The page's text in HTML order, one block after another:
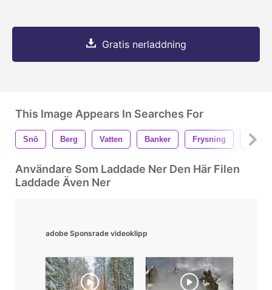
Gratis nerladdning
This Image Appears In Searches For
Snö Berg Vatten Banker Frysning Snöig
Användare Som Laddade Ner Den Här Filen
Laddade Även Ner
adobe Sponsrade videoklipp